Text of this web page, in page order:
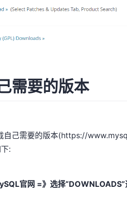
需要的版本
己需要的版本(https://
:
官网 =》选择